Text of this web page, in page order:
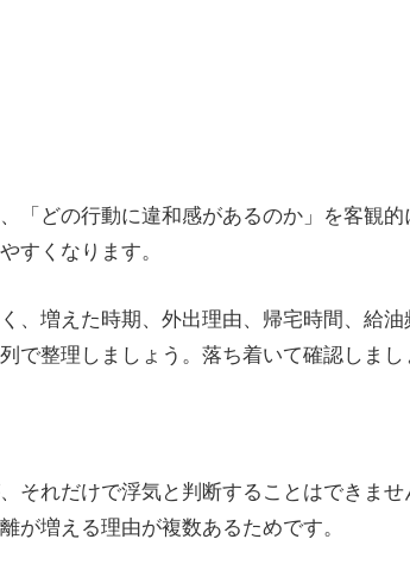
どの行動に違和感があるのか」を客観
すくなります。
、増えた時期、外出理由、帰宅時間、給
整理しましょう。落ち着いて確認しまし
れだけで浮気と判断することはできませ
が増える理由が複数あるためです。